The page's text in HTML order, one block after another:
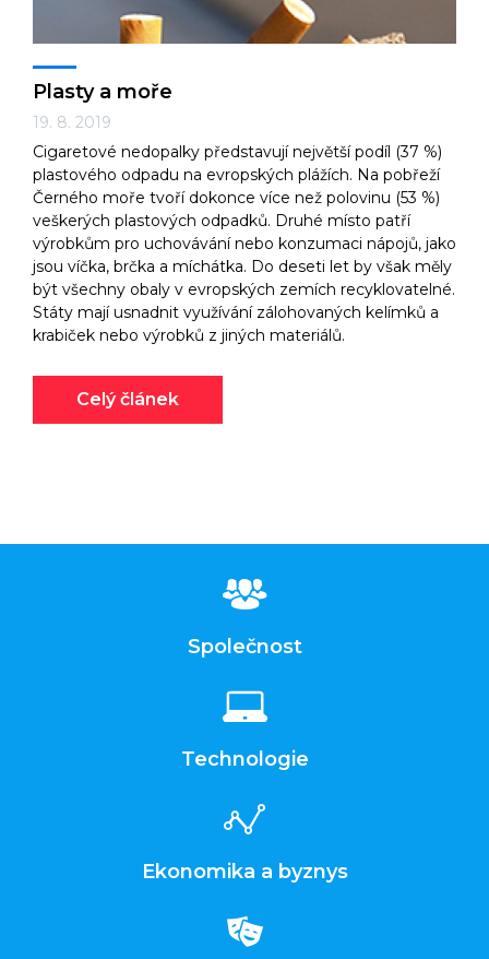
Plasty a moře
19. 8. 2019
Cigaretové nedopalky představují největší podíl (37 %)
plastového odpadu na evropských plážích. Na pobřeží
Černého moře tvoří dokonce více než polovinu (53 %)
veškerých plastových odpadků. Druhé místo patří
výrobkům pro uchovávání nebo konzumaci nápojů, jako
jsou víčka, brčka a míchátka. Do deseti let by však měly
být všechny obaly v evropských zemích recyklovatelné.
Státy mají usnadnit využívání zálohovaných kelímků a
krabiček nebo výrobků z jiných materiálů.
Celý článek
Společnost
Technologie
Ekonomika a byznys